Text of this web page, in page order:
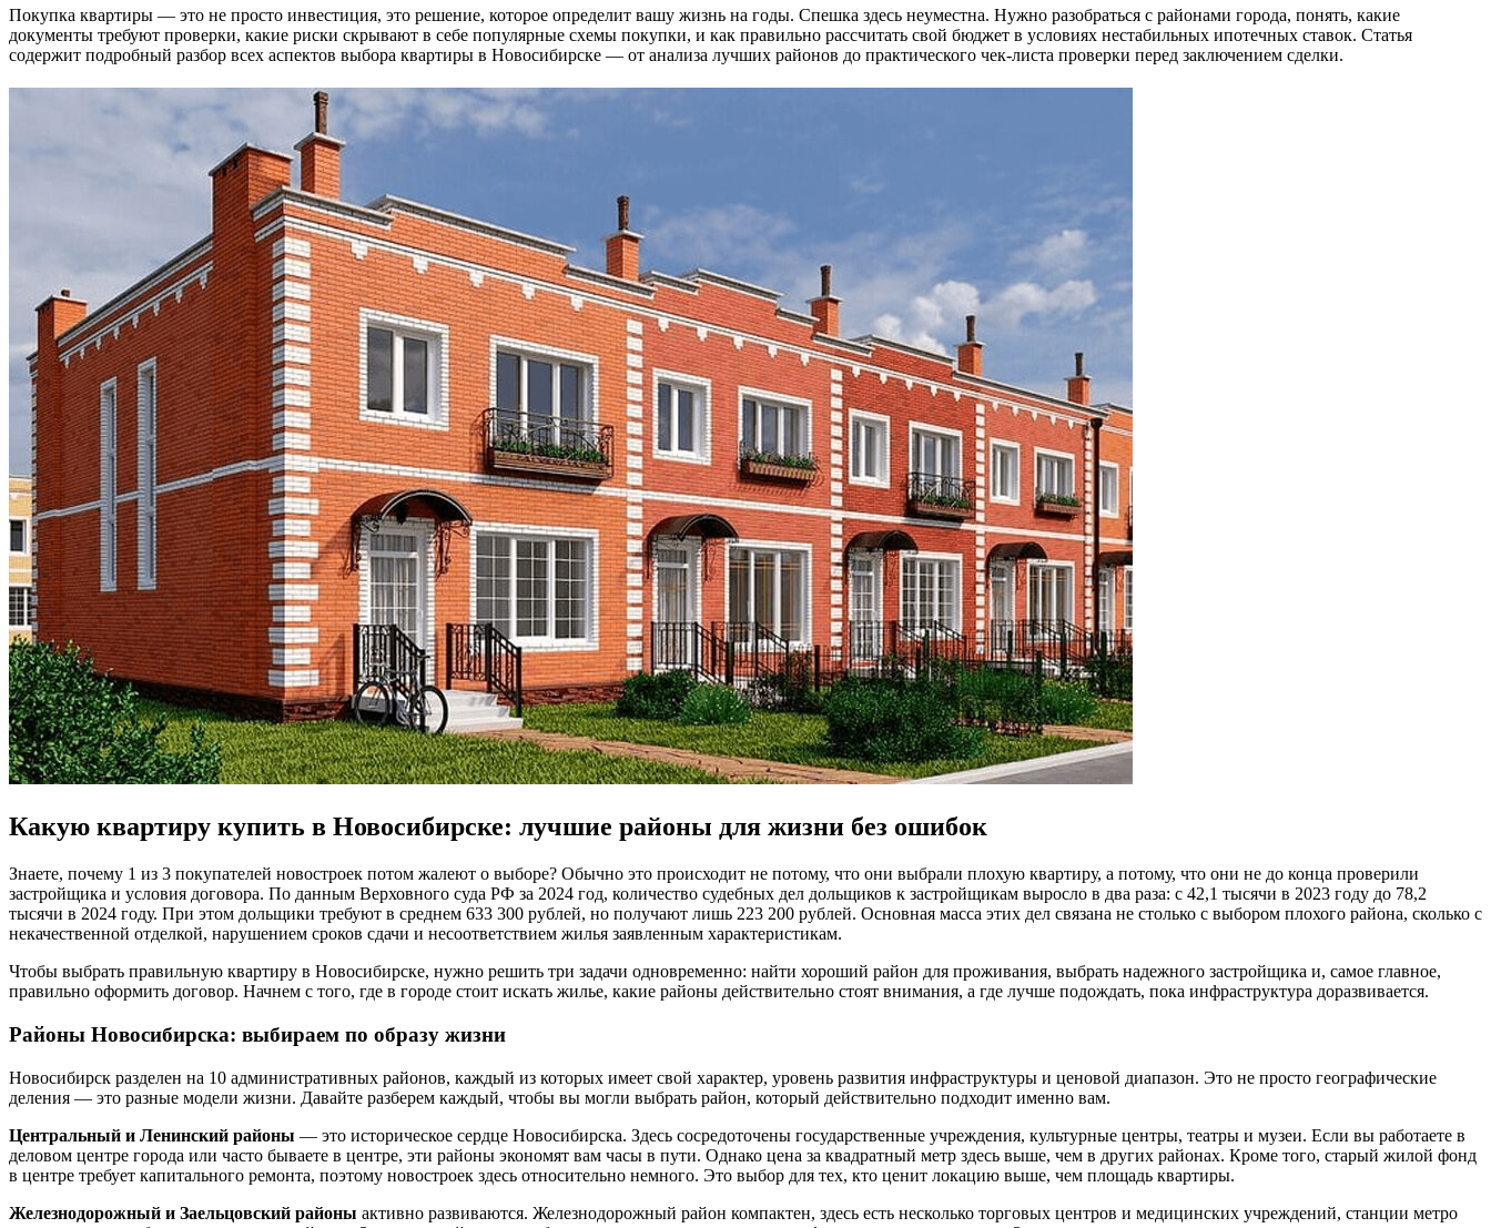
Покупка квартиры — это не просто инвестиция, это решение, которое определит вашу жизнь на годы. Спешка здесь неуместна. Нужно разобраться с районами города, понять, какие
документы требуют проверки, какие риски скрывают в себе популярные схемы покупки, и как правильно рассчитать свой бюджет в условиях нестабильных ипотечных ставок. Статья
содержит подробный разбор всех аспектов выбора квартиры в Новосибирске — от анализа лучших районов до практического чек-листа проверки перед заключением сделки.
Какую квартиру купить в Новосибирске: лучшие районы для жизни без ошибок
Знаете, почему 1 из 3 покупателей новостроек потом жалеют о выборе? Обычно это происходит не потому, что они выбрали плохую квартиру, а потому, что они не до конца проверили
застройщика и условия договора. По данным Верховного суда РФ за 2024 год, количество судебных дел дольщиков к застройщикам выросло в два раза: с 42,1 тысячи в 2023 году до 78,2
тысячи в 2024 году. При этом дольщики требуют в среднем 633 300 рублей, но получают лишь 223 200 рублей. Основная масса этих дел связана не столько с выбором плохого района, сколько с
некачественной отделкой, нарушением сроков сдачи и несоответствием жилья заявленным характеристикам.
Чтобы выбрать правильную квартиру в Новосибирске, нужно решить три задачи одновременно: найти хороший район для проживания, выбрать надежного застройщика и, самое главное,
правильно оформить договор. Начнем с того, где в городе стоит искать жилье, какие районы действительно стоят внимания, а где лучше подождать, пока инфраструктура доразвивается.
Районы Новосибирска: выбираем по образу жизни
Новосибирск разделен на 10 административных районов, каждый из которых имеет свой характер, уровень развития инфраструктуры и ценовой диапазон. Это не просто географические
деления — это разные модели жизни. Давайте разберем каждый, чтобы вы могли выбрать район, который действительно подходит именно вам.
Центральный и Ленинский районы — это историческое сердце Новосибирска. Здесь сосредоточены государственные учреждения, культурные центры, театры и музеи. Если вы работаете в
деловом центре города или часто бываете в центре, эти районы экономят вам часы в пути. Однако цена за квадратный метр здесь выше, чем в других районах. Кроме того, старый жилой фонд
в центре требует капитального ремонта, поэтому новостроек здесь относительно немного. Это выбор для тех, кто ценит локацию выше, чем площадь квартиры.
Железнодорожный и Заельцовский районы активно развиваются. Железнодорожный район компактен, здесь есть несколько торговых центров и медицинских учреждений, станции метро